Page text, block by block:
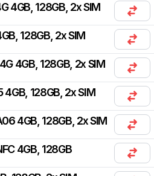
4GB, 128GB, 2x SIM
128GB, 2x SIM
4GB, 128GB, 2x SIM
4GB, 128GB, 2x SIM
4GB, 128GB, 2x SIM
4GB, 128GB